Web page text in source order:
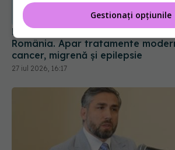
Ministerul Sănătății introduce noi
România. Apar tratamente
cancer, migrenă și epilepsie
27 iul 2026, 16:17
Gestionați opțiunile